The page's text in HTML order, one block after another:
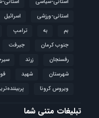
استانی-ورزشی
اسرائیل
بم
به ترامپ
جنوب کرمان
جیرفت
رفسنجان
زرند
شهرستان
شهید
ویروس کرونا
تبلیغات متنی شما